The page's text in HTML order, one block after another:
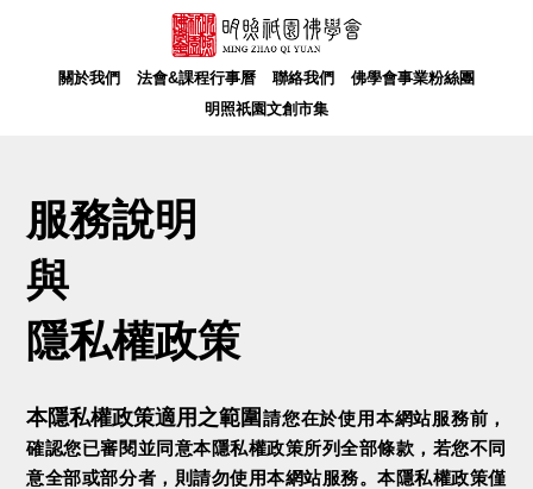
關於我們 法會&課程行事曆 聯絡我們
佛學會事業粉絲團
明照祇園文創市集
服務說明
與
隱私權政策
本隱私權政策適用之範圍請您在於使用本網站服務前，
確認您已審閱並同意本隱私權政策所列全部條款，若您不同
意全部或部分者，則請勿使用本網站服務。本隱私權政策僅